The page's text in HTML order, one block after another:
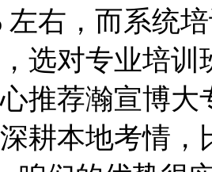
左右，而系统
选对专业培训
推荐瀚宣博大
耕本地考情，